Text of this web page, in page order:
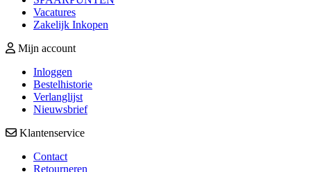
Vacatures
Zakelijk Inkopen
Mijn account
Inloggen
Bestelhistorie
Verlanglijst
Nieuwsbrief
Klantenservice
Contact
Retourneren